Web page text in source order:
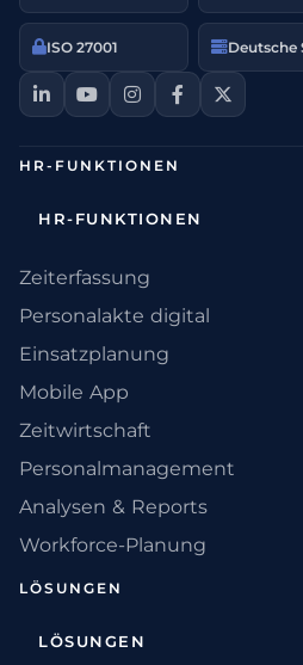
ISO 27001 Deutsche
HR-FUNKTIONEN
HR-FUNKTIONEN
Zeiterfassung
Personalakte digital
Einsatzplanung
Mobile App
Zeitwirtschaft
Personalmanagement
Analysen & Reports
Workforce-Planung
LÖSUNGEN
LÖSUNGEN